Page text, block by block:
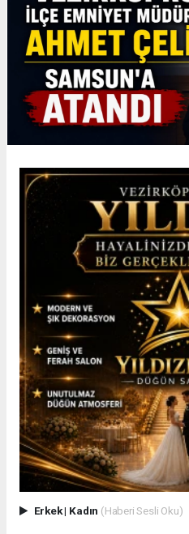
Erkek| Kadın (Haberi Sesli Oku)